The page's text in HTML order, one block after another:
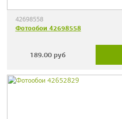
42698558
Фотообои 42698558
189.00 руб